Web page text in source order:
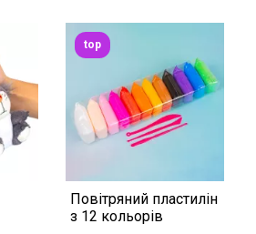
Повітряний пластилін
з 12 кольорів
top